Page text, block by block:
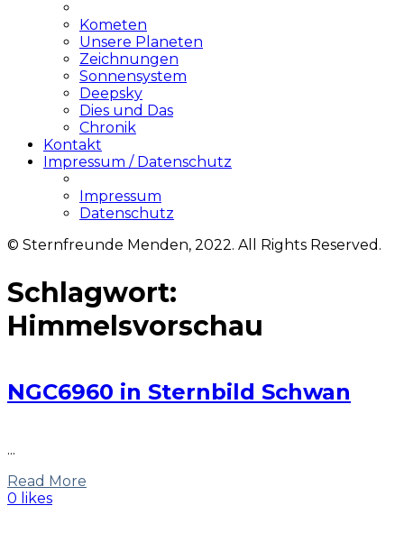
Kometen
Unsere Planeten
Zeichnungen
Sonnensystem
Deepsky
Dies und Das
Chronik
Kontakt
Impressum / Datenschutz
Impressum
Datenschutz
© Sternfreunde Menden, 2022. All Rights Reserved.
Schlagwort:
Himmelsvorschau
NGC6960 in Sternbild Schwan
...
Read More
0 likes